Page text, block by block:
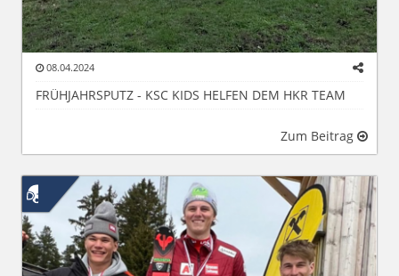
08.04.2024
FRÜHJAHRSPUTZ - KSC KIDS HELFEN DEM HKR TEAM
Zum Beitrag